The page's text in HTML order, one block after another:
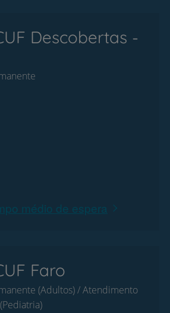
Descobertas -
médio de espera
Faro
(Adultos) / Atendimento